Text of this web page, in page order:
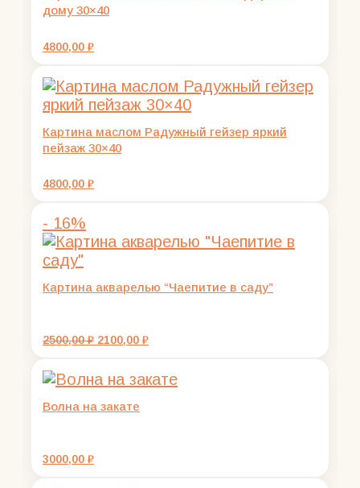
дому 30×40
4800,00 ₽
Картина маслом Радужный гейзер яркий
пейзаж 30×40
4800,00 ₽
- 16%
Картина акварелью “Чаепитие в саду”
2500,00₽ Первоначальная
2500,00 ₽.
2100,00 ₽Текущая
Волна на закате
3000,00 ₽